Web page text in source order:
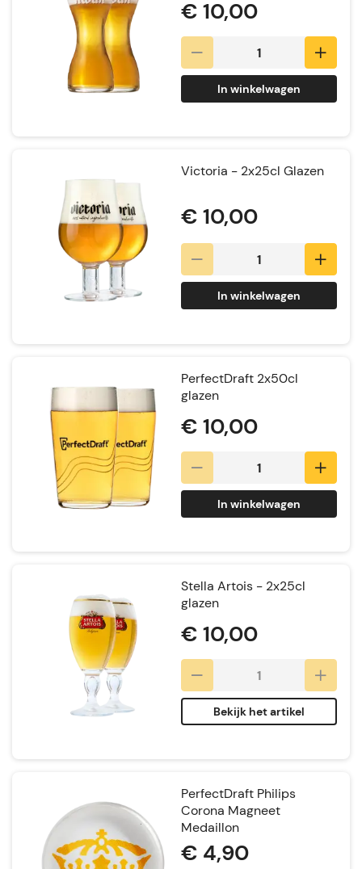
€ 10,00
In winkelwagen
Victoria - 2x25cl Glazen
€ 10,00
In winkelwagen
PerfectDraft 2x50cl
glazen
€ 10,00
In winkelwagen
Stella Artois - 2x25cl
glazen
€ 10,00
Bekijk het artikel
PerfectDraft Philips
Corona Magneet
Medaillon
€ 4,90